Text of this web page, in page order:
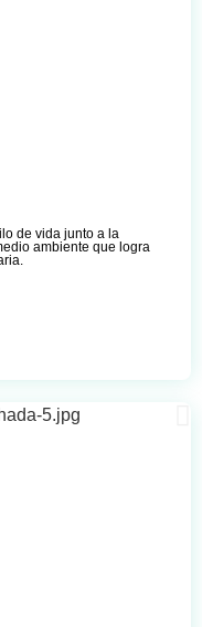
de vida junto a la
ambiente que logra